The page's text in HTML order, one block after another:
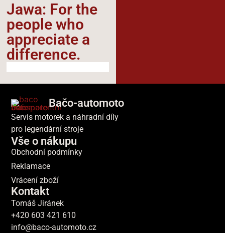
Jawa: For the
people who
appreciate a
difference.​
Bačo-automoto
Servis motorek a náhradní díly
pro legendární stroje
Vše o nákupu
Obchodní podmínky
Reklamace
Vrácení zboží
Kontakt
Tomáš Jiránek
+420 603 421 610
info@baco-automoto.cz